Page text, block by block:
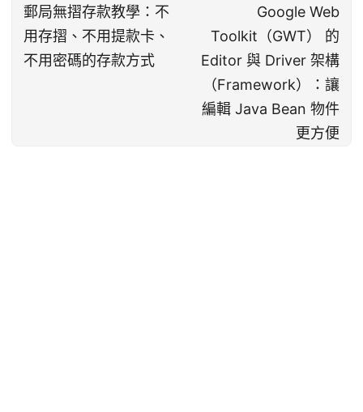
郵局無摺存款教學：不
用存摺、不用提款卡、
不用密碼的存款方式
Google Web
Toolkit（GWT） 的
Editor 與 Driver 架構
（Framework）：讓
編輯 Java Bean 物件
更方便